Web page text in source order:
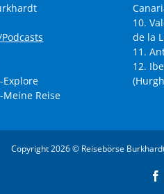
Explore
Meine Reise
10.
de la
11.
12.
Copyright 2026 © Reisebörse